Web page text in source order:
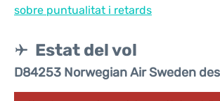
sobre puntualitat i retards
Estat del vol
D84253 Norwegian Air Sweden